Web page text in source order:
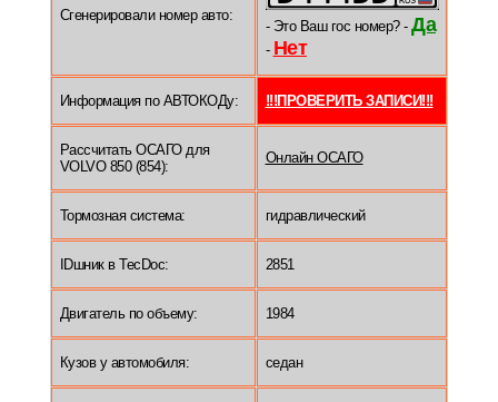
Сгенерировали номер авто:
- Это Ваш гос номер? - Да
- Нет
Информация по АВТОКОДу: !!!ПРОВЕРИТЬ ЗАПИСИ!!!
Рассчитать ОСАГО для
VOLVO 850 (854):
Онлайн ОСАГО
Тормозная система: гидравлический
IDшник в TecDoc: 2851
Двигатель по объему: 1984
Кузов у автомобиля: седан